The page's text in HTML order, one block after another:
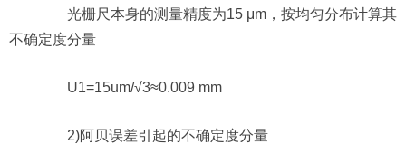
光栅尺本身的测量精度为15 μm，按均匀分布计算其
不确定度分量
U1=15um/√3≈0.009 mm
2)阿贝误差引起的不确定度分量